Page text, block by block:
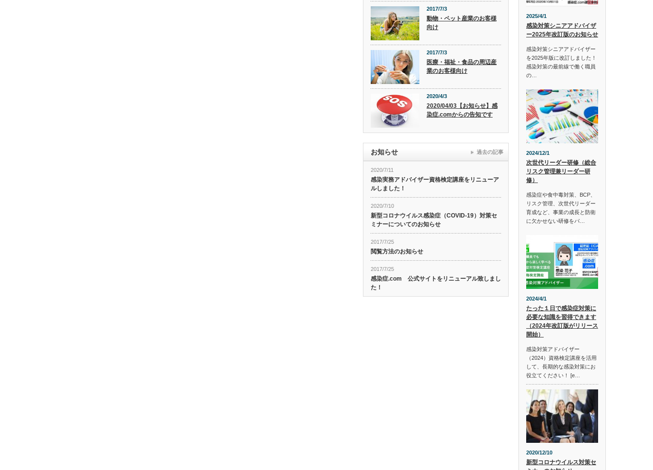
2017/7/3
動物・ペット産業のお客様
向け
2017/7/3
医療・福祉・食品の周辺産
業のお客様向け
2020/4/3
2020/04/03【お知らせ】感
染症.comからの告知です
お知らせ
2020/7/11
感染実務アドバイザー資格検定講座をリニューア
ルしました！
2020/7/10
新型コロナウイルス感染症（COVID-19）対策セ
ミナーについてのお知らせ
2017/7/25
閲覧方法のお知らせ
2017/7/25
感染症.com 公式サイトをリニューアル致しまし
た！
過去の記事
2025/4/1
感染対策シニアアドバイザ
ー2025年改訂版のお知らせ
感染対策シニアアドバイザー
を2025年版に改訂しました！
感染対策の最前線で働く職員
の…
2024/12/1
次世代リーダー研修（総合
リスク管理兼リーダー研
修）
感染症や食中毒対策、BCP、
リスク管理、次世代リーダー
育成など、事業の成長と防衛
に欠かせない研修をパ…
2024/4/1
たった１日で感染症対策に
必要な知識を習得できます
（2024年改訂版がリリース
開始）
感染対策アドバイザー
（2024）資格検定講座を活用
して、長期的な感染対策にお
役立てください！ [e…
2020/12/10
新型コロナウイルス対策セ